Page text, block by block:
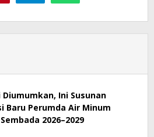
Diumumkan, Ini Susunan
Baru Perumda Air Minum
2026–2029